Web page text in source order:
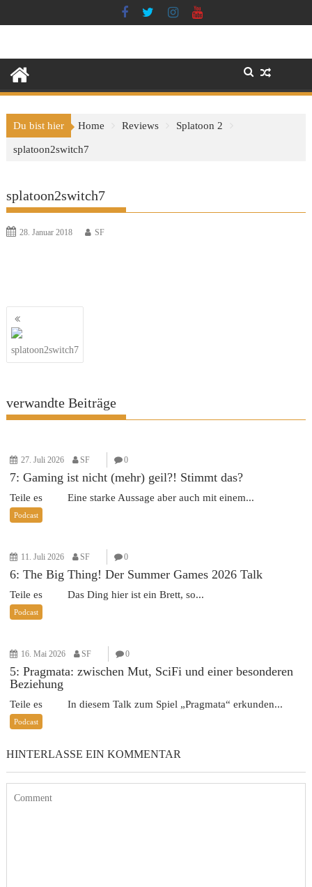
to
Du bist hier Home Reviews Splatoon 2
splatoon2switch7
splatoon2switch7
28. Januar 2018 SF
Beitragsnavigation
splatoon2switch7
verwandte Beiträge
27. Juli 2026 SF 0
7: Gaming ist nicht (mehr) geil?! Stimmt das?
Teile es Eine starke Aussage aber auch mit einem...
Podcast
11. Juli 2026 SF 0
6: The Big Thing! Der Summer Games 2026 Talk
Teile es Das Ding hier ist ein Brett, so...
Podcast
16. Mai 2026 SF 0
5: Pragmata: zwischen Mut, SciFi und einer besonderen
Beziehung
Teile es In diesem Talk zum Spiel „Pragmata“ erkunden...
Podcast
HINTERLASSE EIN KOMMENTAR